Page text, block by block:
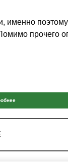
прочего
из-за того,
механики,
Майнкрафт